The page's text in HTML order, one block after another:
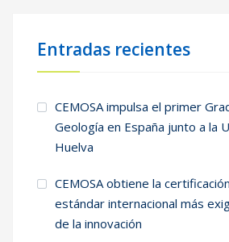
Entradas recientes
CEMOSA impulsa el primer
Geología en España junto a la
Huelva
CEMOSA obtiene la
estándar internacional más
de la innovación